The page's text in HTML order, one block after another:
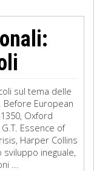
sul tema delle
Before European
Oxford
Essence of
Harper Collins
ineguale,
...